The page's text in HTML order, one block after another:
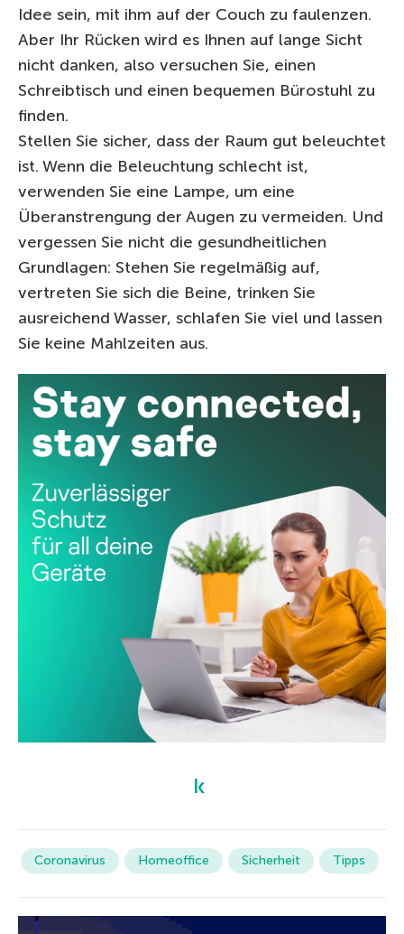
Idee sein, mit ihm auf der Couch zu faulenzen.
Aber Ihr Rücken wird es Ihnen auf lange Sicht
nicht danken, also versuchen Sie, einen
Schreibtisch und einen bequemen Bürostuhl zu
finden.
Stellen Sie sicher, dass der Raum gut beleuchtet
ist. Wenn die Beleuchtung schlecht ist,
verwenden Sie eine Lampe, um eine
Überanstrengung der Augen zu vermeiden. Und
vergessen Sie nicht die gesundheitlichen
Grundlagen: Stehen Sie regelmäßig auf,
vertreten Sie sich die Beine, trinken Sie
ausreichend Wasser, schlafen Sie viel und lassen
Sie keine Mahlzeiten aus.
Coronavirus Homeoffice Sicherheit Tipps